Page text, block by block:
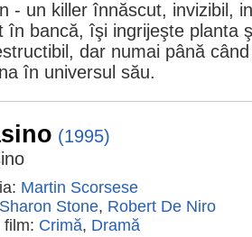
- un killer înnăscut, invizibil,
în bancă, îşi ingrijeşte planta
dar numai până
în universul său.
(1995)
Martin Scorsese
Sharon Stone, Robert De Niro
film: Crimă, Dramă